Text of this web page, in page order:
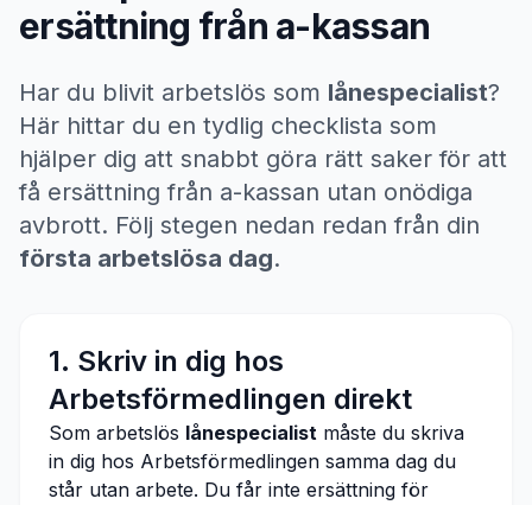
ersättning från a-kassan
Har du blivit arbetslös som lånespecialist?
Här hittar du en tydlig checklista som
hjälper dig att snabbt göra rätt saker för att
få ersättning från a-kassan utan onödiga
avbrott. Följ stegen nedan redan från din
första arbetslösa dag.
1. Skriv in dig hos
Arbetsförmedlingen direkt
Som arbetslös lånespecialist måste du skriva
in dig hos Arbetsförmedlingen samma dag du
står utan arbete. Du får inte ersättning för